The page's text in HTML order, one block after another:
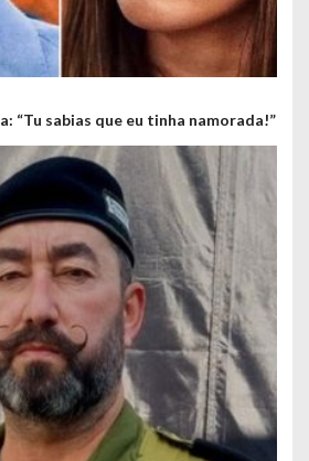
“Tu sabias que eu tinha namorada!”